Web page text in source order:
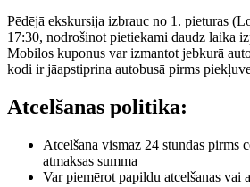
Pēdējā ekskursija izbrauc no 1. pieturas
17:30, nodrošinot pietiekami daudz laika
Mobilos kuponus var izmantot jebkurā
kodi ir jāapstiprina autobusā pirms
Atcelšanas politika:
Atcelšana vismaz 24 stundas pirms
atmaksas summa
Var piemērot papildu atcelšanas vai